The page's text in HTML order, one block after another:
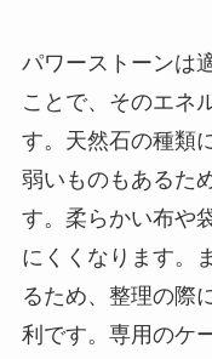
パワーストーンは
ことで、そのエネ
す。天然石の種類
弱いものもあるた
す。柔らかい布や
にくくなります。
るため、整理の際
利です。専用のケ